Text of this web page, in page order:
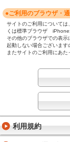
●ご利用のブラウザ・
サイトのご利用については
くは標準ブラウザ
その他のブラウザでの表
起動しない場合ございます
またサイトのご利用にあ
利用規約